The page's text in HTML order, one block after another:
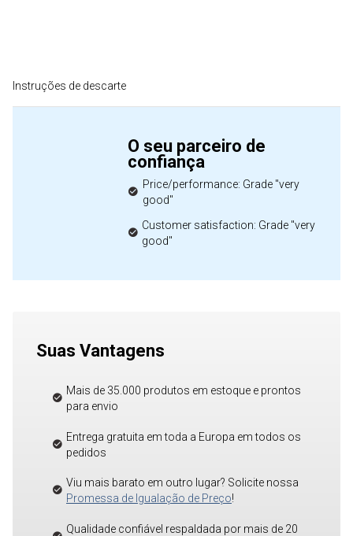
Instruções de descarte
O seu parceiro de
confiança
Price/performance: Grade "very
good"
Customer satisfaction: Grade "very
good"
Suas Vantagens
Mais de 35.000 produtos em estoque e prontos
para envio
Entrega gratuita em toda a Europa em todos os
pedidos
Viu mais barato em outro lugar? Solicite nossa
Promessa de Igualação de Preço!
Qualidade confiável respaldada por mais de 20